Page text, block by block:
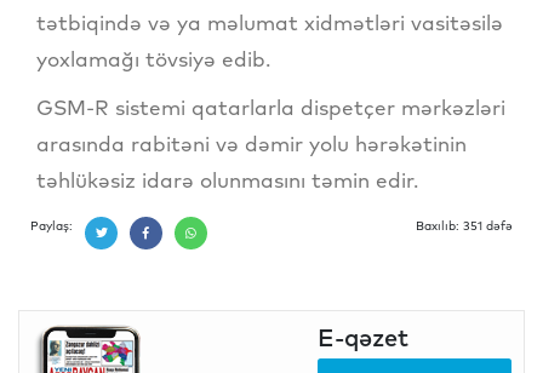
tətbiqində və ya məlumat xidmətləri vasitəsilə
yoxlamağı tövsiyə edib.
GSM-R sistemi qatarlarla dispetçer mərkəzləri
arasında rabitəni və dəmir yolu hərəkətinin
təhlükəsiz idarə olunmasını təmin edir.
Paylaş: Baxılıb: 351 dəfə
E-qəzet